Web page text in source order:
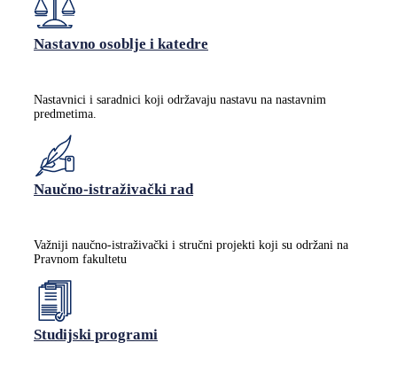
Nastavno osoblje i katedre
Nastavnici i saradnici koji održavaju nastavu na nastavnim
predmetima.
Naučno-istraživački rad
Važniji naučno-istraživački i stručni projekti koji su održani na
Pravnom fakultetu
Studijski programi